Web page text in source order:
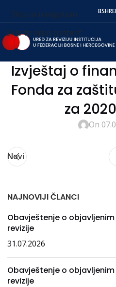
Skip to navigation
Skip to main content
BSHR
Izvještaj o
Fonda za
za
On
Novi
NAJNOVIJI ČLANCI
Obavještenje o
revizije
31.07.2026
Obavještenje o
revizije